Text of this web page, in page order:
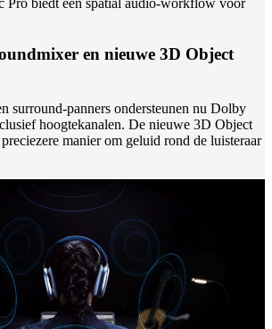
Pro biedt een spatial audio-workflow voor
en nieuwe 3D Object
surround-panners ondersteunen nu Dolby
hoogtekanalen. De nieuwe 3D Object
manier om geluid rond de luisteraar